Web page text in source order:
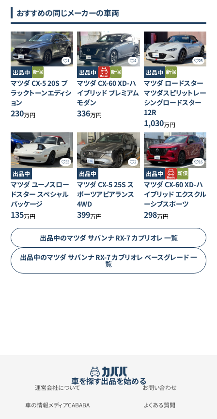
おすすめの同じメーカーの車両
1
出品中
マツダCX-520S ブ
ラックトーンエディシ
ョン
230万円
4
出品中
マツダCX-60XD-ハ
イブリッド プレミアム
モダン
336万円
25
出品中
マツダ ロードスター
マツダスピリットレー
シングロードスター
12R
1,030万円
33
出品中
マツダ ユーノスロー
ドスター スペシャル
パッケージ
135万円
2
出品中
マツダCX-525S ス
ポーツアピアランス
4WD
399万円
16
出品中
マツダCX-60XD-ハ
イブリッド エクスクル
ーシブスポーツ
298万円
出品中のマツダサバンナ RX-7 カブリオレ 一覧
出品中のマツダサバンナ RX-7 カブリオレ ベースグレード一
覧
車を探す出品を始める
運営会社について お問い合わせ
車の情報メディアCABABA よくある質問